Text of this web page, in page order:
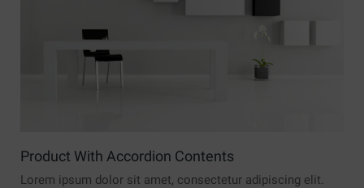
Product With Accordion Contents
Lorem ipsum dolor sit amet, consectetur adipiscing elit.